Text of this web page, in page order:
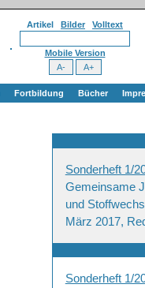
Artikel Bilder Volltext
Mobile Version
Fortbildung Bücher
Sonderheft 1/
Gemeinsame
und
März 2017,
Sonderheft 1/